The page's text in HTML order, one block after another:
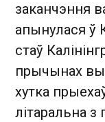
заканчэння
апынулася ў
стаў
прычынах
хутка
літаральна з